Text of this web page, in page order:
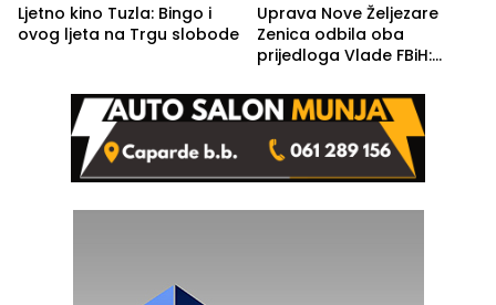
Ljetno kino Tuzla: Bingo i
ovog ljeta na Trgu slobode
Uprava Nove Željezare
Zenica odbila oba
prijedloga Vlade FBiH:
rješenje